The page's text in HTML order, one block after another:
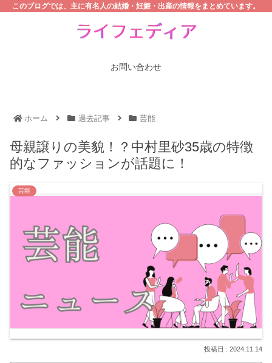
このブログでは、主に有名人の結婚・妊娠・出産の情報をまとめています。
お問い合わせ
ホーム 過去記事 芸能
母親譲りの美貌！？中村里砂35歳の特徴
的なファッションが話題に！
芸能
2024.11.14